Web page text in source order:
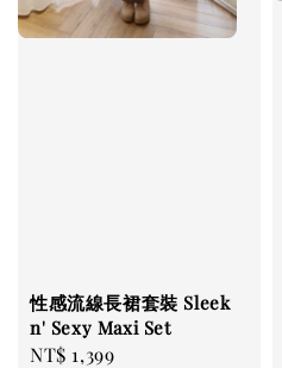
性感流線長裙套裝 Sleek
n' Sexy Maxi Set
Regular
NT$ 1,399